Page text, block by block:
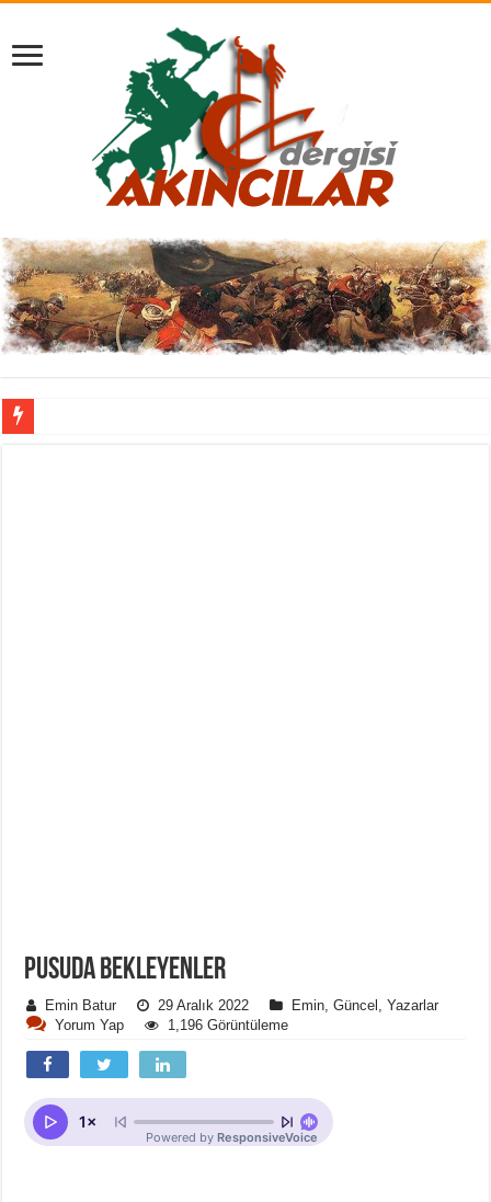
PUSUDA BEKLEYENLER
Emin Batur 29 Aralık 2022 Emin ,Güncel ,Yazarlar
Yorum Yap
1,196 Görüntüleme